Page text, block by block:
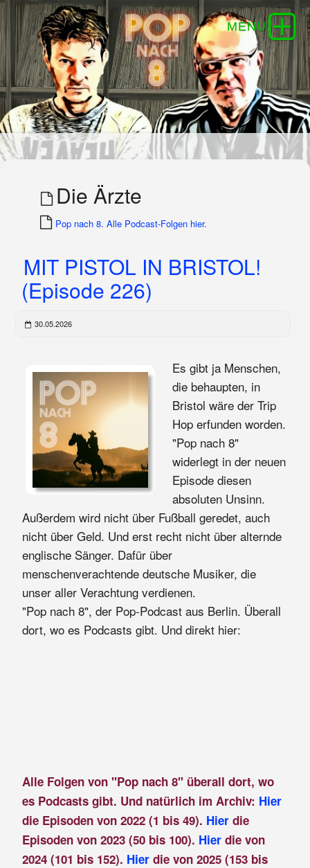
Die Ärzte
Pop nach 8. Alle Podcast-Folgen hier.
MIT PISTOL IN BRISTOL!
(Episode 226)
30.05.2026
Es gibt ja Menschen,
die behaupten, in
Bristol wäre der Trip
Hop erfunden worden.
"Pop nach 8"
widerlegt in der neuen
Episode diesen
absoluten Unsinn.
Außerdem wird nicht über Fußball geredet, auch
nicht über Geld. Und erst recht nicht über alternde
englische Sänger. Dafür über
menschenverachtende deutsche Musiker, die
unser aller Verachtung verdienen.
"Pop nach 8", der Pop-Podcast aus Berlin. Überall
dort, wo es Podcasts gibt. Und direkt hier:
Alle Folgen von "Pop nach 8" überall dort, wo
es Podcasts gibt. Und natürlich im Archiv: Hier
die Episoden von 2022 (1 bis 49). Hierdie
Episoden von 2023 (50 bis 100). Hier die von
2024 (101 bis 152). Hier die von 2025 (153 bis